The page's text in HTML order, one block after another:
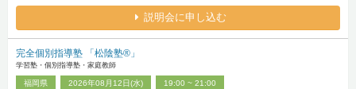
説明会に申し込む
完全個別指導塾 「松陰塾®」
学習塾・個別指導塾・家庭教師
福岡県 2026年08月12日(水) 19:00 ~ 21:00